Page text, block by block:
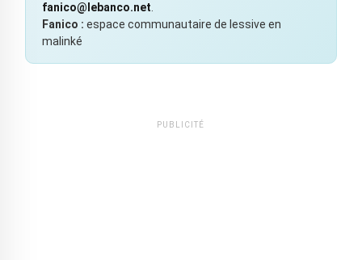
fanico@lebanco.net
Fanico : espace communautaire de lessive en
malinké
PUBLICITÉ